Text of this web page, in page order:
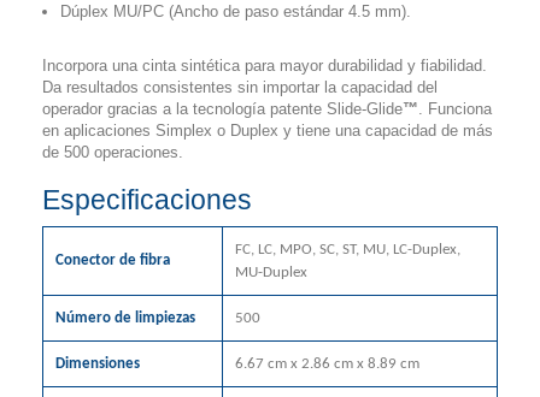
Dúplex MU/PC (Ancho de paso estándar 4.5 mm).
Incorpora una cinta sintética para mayor durabilidad y fiabilidad.
Da resultados consistentes sin importar la capacidad del
operador gracias a la tecnología patente Slide-Glide™ . Funciona
en aplicaciones Simplex o Duplex y tiene una capacidad de más
de 500 operaciones.
Especificaciones
Conector de fibra
FC, LC, MPO, SC, ST, MU, LC-Duplex,
MU-Duplex
Número de limpiezas 500
Dimensiones 6.67 cm x 2.86 cm x 8.89 cm